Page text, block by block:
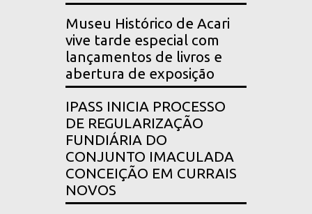
Museu Histórico de Acari
vive tarde especial com
lançamentos de livros e
abertura de exposição
IPASS INICIA PROCESSO
DE REGULARIZAÇÃO
FUNDIÁRIA DO
CONJUNTO IMACULADA
CONCEIÇÃO EM CURRAIS
NOVOS